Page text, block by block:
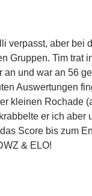
verpasst, aber bei
Gruppen. Tim trat
an und war an 56
Auswertungen
kleinen Rochade
er ich aber
Score bis zum
& ELO!